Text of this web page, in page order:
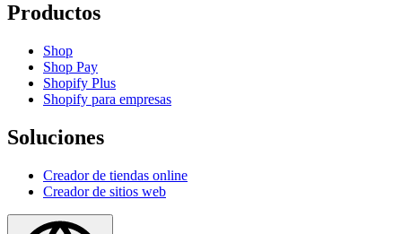
Productos
Shop
Shop Pay
Shopify Plus
Shopify para empresas
Soluciones
Creador de tiendas online
Creador de sitios web